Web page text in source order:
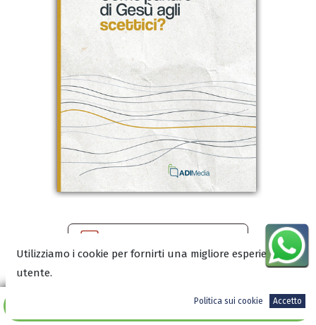
Aggiungi al carrello
Utilizziamo i cookie per fornirti una migliore esperienza
utente.
Politica sui cookie Accetto